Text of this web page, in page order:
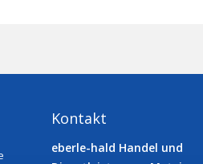
Kontakt
eberle-hald Handel und